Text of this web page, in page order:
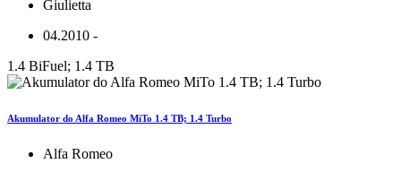
Giulietta
04.2010 -
1.4 BiFuel; 1.4 TB
Akumulator do Alfa Romeo MiTo 1.4 TB; 1.4 Turbo
Alfa Romeo